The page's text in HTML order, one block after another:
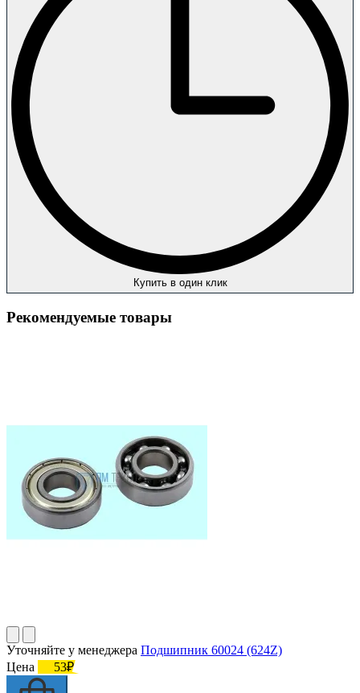
Купить в один клик
Рекомендуемые товары
Уточняйте у менеджера Подшипник 60024 (624Z)
Цена
53₽